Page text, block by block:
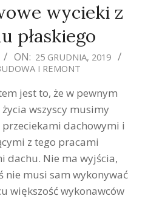
wycieki z
płaskiego
ON: 25 GRUDNIA, 2019
I REMONT
jest to, że w pewnym
wszyscy musimy
przeciekami dachowymi i
z tego pracami
dachu. Nie ma wyjścia,
nie musi sam wykonywać
większość wykonawców